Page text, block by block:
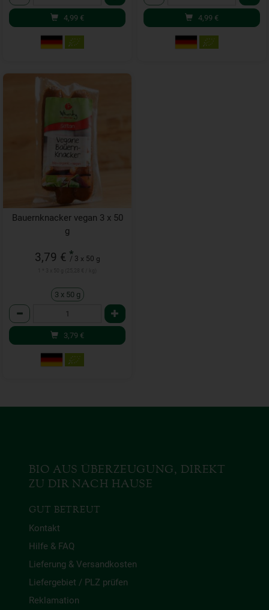
4,99 € 4,99 €
Bauernknacker vegan 3 x 50
g
3,79 € *
/ 3 x 50 g
3 x 50 g
Anzahl
3,79 €
BIO AUS ÜBERZEUGUNG, DIREKT
ZU DIR NACH HAUSE
GUT BETREUT
Kontakt
Hilfe & FAQ
Lieferung & Versandkosten
Liefergebiet / PLZ prüfen
Reklamation